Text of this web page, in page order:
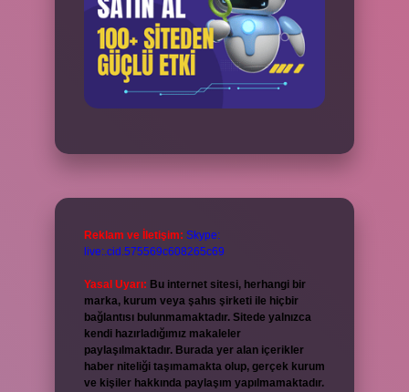
Reklam ve İletişim: Skype:
live:.cid.575569c608265c69
Yasal Uyarı: Bu internet sitesi, herhangi bir
marka, kurum veya şahıs şirketi ile hiçbir
bağlantısı bulunmamaktadır. Sitede yalnızca
kendi hazırladığımız makaleler
paylaşılmaktadır. Burada yer alan içerikler
haber niteliği taşımamakta olup, gerçek kurum
ve kişiler hakkında paylaşım yapılmamaktadır.